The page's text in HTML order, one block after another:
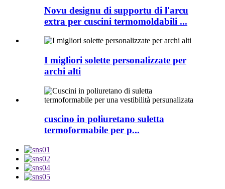
Novu designu di supportu di l'arcu
extra per cuscini termomoldabili ...
I migliori solette personalizzate per
archi alti
cuscino in poliuretano suletta
termoformabile per p...